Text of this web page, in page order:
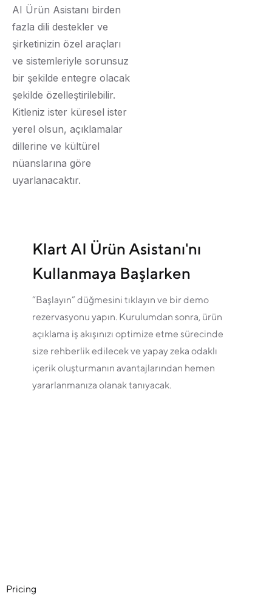
AI Ürün Asistanı birden
fazla dili destekler ve
şirketinizin özel araçları
ve sistemleriyle sorunsuz
bir şekilde entegre olacak
şekilde özelleştirilebilir.
Kitleniz ister küresel ister
yerel olsun, açıklamalar
dillerine ve kültürel
nüanslarına göre
uyarlanacaktır.
Klart AI Ürün Asistanı'nı
Kullanmaya Başlarken
“Başlayın” düğmesini tıklayın ve bir demo
rezervasyonu yapın. Kurulumdan sonra, ürün
açıklama iş akışınızı optimize etme sürecinde
size rehberlik edilecek ve yapay zeka odaklı
içerik oluşturmanın avantajlarından hemen
yararlanmanıza olanak tanıyacak.
Pricing